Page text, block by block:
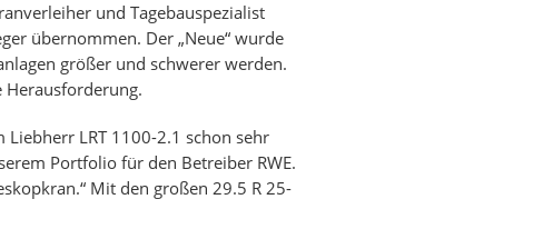
und Tagebauspezialist
übernommen. Der „Neue“ wurde
größer und schwerer werden.
LRT 1100-2.1 schon sehr
Portfolio für den Betreiber RWE.
Mit den großen 29.5 R 25-